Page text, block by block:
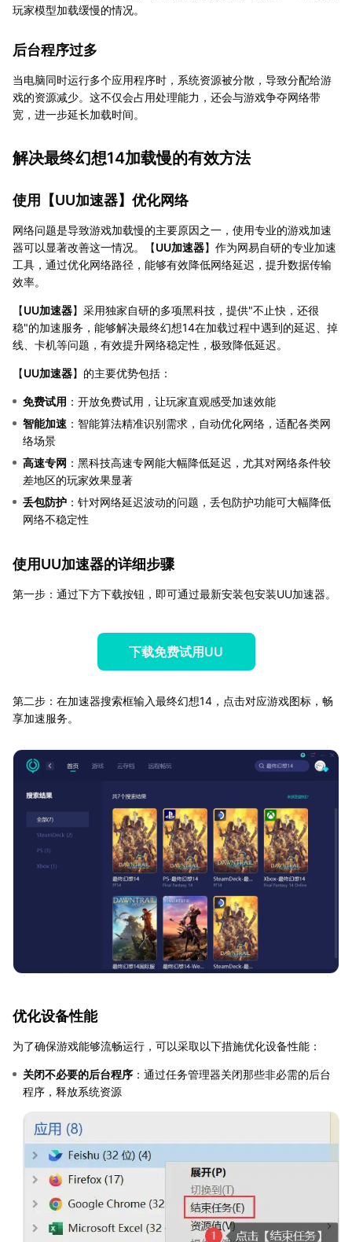
玩家模型加载缓慢的情况。
后台程序过多
当电脑同时运行多个应用程序时，系统资源被分散，导致分配给游
戏的资源减少。这不仅会占用处理能力，还会与游戏争夺网络带
宽，进一步延长加载时间。
解决最终幻想14加载慢的有效方法
使用【UU加速器】优化网络
网络问题是导致游戏加载慢的主要原因之一，使用专业的游戏加速
器可以显著改善这一情况。【UU加速器】作为网易自研的专业加速
工具，通过优化网络路径，能够有效降低网络延迟，提升数据传输
效率。
【UU加速器】采用独家自研的多项黑科技，提供"不止快，还很
稳"的加速服务，能够解决最终幻想14在加载过程中遇到的延迟、掉
线、卡机等问题，有效提升网络稳定性，极致降低延迟。
【UU加速器】的主要优势包括：
免费试用 ：开放免费试用，让玩家直观感受加速效能
智能加速 ：智能算法精准识别需求，自动优化网络，适配各类网
络场景
高速专网 ：黑科技高速专网能大幅降低延迟，尤其对网络条件较
差地区的玩家效果显著
丢包防护 ：针对网络延迟波动的问题，丢包防护功能可大幅降低
网络不稳定性
使用UU加速器的详细步骤
第一步：通过下方下载按钮，即可通过最新安装包安装UU加速器。
下载免费试用UU
第二步：在加速器搜索框输入最终幻想14，点击对应游戏图标，畅
享加速服务。
优化设备性能
为了确保游戏能够流畅运行，可以采取以下措施优化设备性能：
关闭不必要的后台程序 ：通过任务管理器关闭那些非必需的后台
程序，释放系统资源